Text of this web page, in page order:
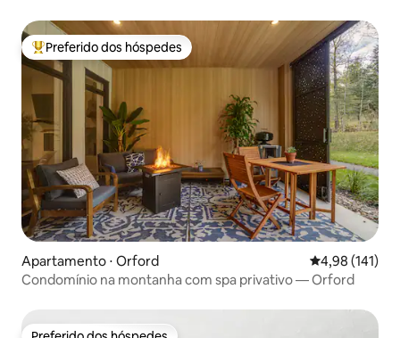
Entre os melhores preferidos dos hóspedes
Preferido dos hóspedes
Apartamento ⋅ Orford 4,98 de uma
4,98 (141)
Condomínio na montanha com spa privativo — Orford